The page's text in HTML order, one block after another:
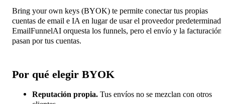
Bring your own keys (BYOK) te permite conectar tus propias
cuentas de email e IA en lugar de usar el proveedor
EmailFunnelAI orquesta los funnels, pero el envío y la facturación
pasan por tus cuentas.
Por qué elegir BYOK
Reputación propia. Tus envíos no se mezclan con otros